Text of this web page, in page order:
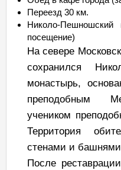
Переезд 30 км.
Николо-Пешношский
посещение)
На севере
сохранился
монастырь,
преподобным
учеником
Территория
стенами и
После